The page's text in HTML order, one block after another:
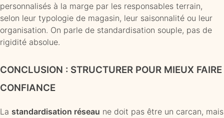
personnalisés à la marge par les responsables terrain,
selon leur typologie de magasin, leur saisonnalité ou leur
organisation. On parle de standardisation souple, pas de
rigidité absolue.
CONCLUSION : STRUCTURER POUR MIEUX FAIRE
CONFIANCE
La standardisation réseau ne doit pas être un carcan, mais